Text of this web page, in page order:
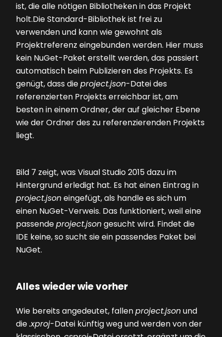
ist, die alle nötigen Bibliotheken in das Projekt
holt.Die Standard-Bibliothek ist frei zu
verwenden und kann wie gewohnt als
Projektreferenz eingebunden werden. Hier muss
kein NuGet-Paket erstellt werden, das passiert
automatisch beim Pub­lizieren des Projekts. Es
genügt, dass dieproject.json-Datei des
referenzierten Projekts erreichbar ist, am
besten in einem Ordner, der auf gleicher Ebene
wie der Ordner des zu referenzierenden Projekts
liegt.
Bild 7 zeigt, was Visual Studio 2015 dazu im
Hintergrund erledigt hat. Es hat einen Eintrag in
project.jsoneingefügt, als handle es sich um
einen NuGet-Verweis. Das funktioniert, weil eine
passendeproject.jsongesucht wird. Findet die
IDE keine, so sucht sie ein passendes Paket bei
NuGet.
Alles wieder wie vorher
Wie bereits angedeutet, fallenproject.jsonund
die.xproj-Datei künftig weg und werden von der